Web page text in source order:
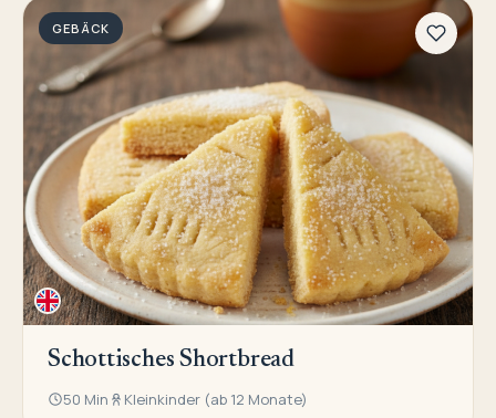
GEBÄCK
Schottisches Shortbread
50 Min Kleinkinder (ab 12 Monate)